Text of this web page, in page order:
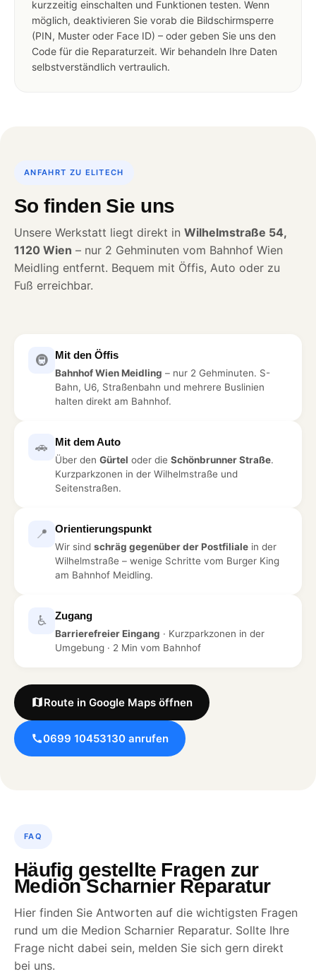
kurzzeitig einschalten und Funktionen testen. Wenn
möglich, deaktivieren Sie vorab die Bildschirmsperre
(PIN, Muster oder Face ID) – oder geben Sie uns den
Code für die Reparaturzeit. Wir behandeln Ihre Daten
selbstverständlich vertraulich.
ANFAHRT ZU ELITECH
So finden Sie uns
Unsere Werkstatt liegt direkt in Wilhelmstraße 54,
1120 Wien – nur 2 Gehminuten vom Bahnhof Wien
Meidling entfernt. Bequem mit Öffis, Auto oder zu
Fuß erreichbar.
🚇 Mit den Öffis
Bahnhof Wien Meidling – nur 2 Gehminuten. S-
Bahn, U6, Straßenbahn und mehrere Buslinien
halten direkt am Bahnhof.
🚗 Mit dem Auto
Über den Gürtel oder die Schönbrunner Straße.
Kurzparkzonen in der Wilhelmstraße und
Seitenstraßen.
📍 Orientierungspunkt
Wir sind schräg gegenüber der Postfiliale in der
Wilhelmstraße – wenige Schritte vom Burger King
am Bahnhof Meidling.
♿ Zugang
Barrierefreier Eingang · Kurzparkzonen in der
Umgebung · 2 Min vom Bahnhof
Route in Google Maps öffnen
0699 10453130 anrufen
FAQ
Häufig gestellte Fragen zur
Medion Scharnier Reparatur
Hier finden Sie Antworten auf die wichtigsten Fragen
rund um die Medion Scharnier Reparatur. Sollte Ihre
Frage nicht dabei sein, melden Sie sich gern direkt
bei uns.